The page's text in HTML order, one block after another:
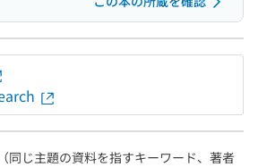
同じ主題の資料を指すキーワード、著者